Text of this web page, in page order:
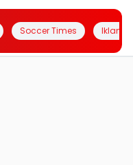
Soccer Times Iklanin